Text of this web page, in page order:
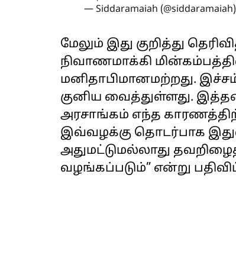
— Siddaramaiah (@siddaramaiah)
மேலும் இது குறித்து
நிவாணமாக்கி
மனிதாபிமானமற்றது.
குனிய வைத்துள்ளது.
அரசாங்கம் எந்த
இவ்வழக்கு தொடர்பாக
அதுமட்டுமல்லாது
வழங்கப்படும்” என்று